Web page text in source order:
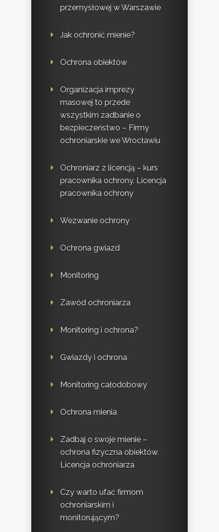
przemysłowej w Warszawie
Jak ochronić mienie?
Ochrona obiektów
Organizacja imprezy
masowej to przede
wszystkim zadbanie o
bezpieczeństwo – Firmy
ochroniarskie we Wrocławiu
Ochroniarz z licencją – kurs
pracownika ochrony. Licencja
pracownika ochrony
Wezwanie ochrony
Ochrona gwiazd
Monitoring
Zawód ochroniarza
Monitoring i ochrona?
Gwiazdy i ochrona
Monitoring całodobowy
Ochrona mienia
Zadbaj o swoje mienie –
ochrona fizyczna obiektów.
Licencja ochroniarza
Czy warto ufać firmom
ochroniarskim i
monitorującym?